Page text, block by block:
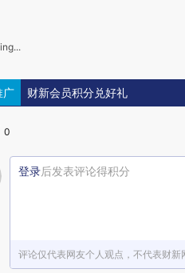
广 财新会员积分兑好礼
0
登录后发表评论得积分
评论仅代表网友个人观点，不代表财新